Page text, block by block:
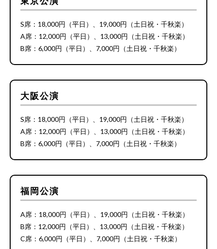
S席：18,000円（平日）、19,000円（土日祝・千秋楽）
A席：12,000円（平日）、13,000円（土日祝・千秋楽）
B席：6,000円（平日）、7,000円（土日祝・千秋楽）
大阪公演
S席：18,000円（平日）、19,000円（土日祝・千秋楽）
A席：12,000円（平日）、13,000円（土日祝・千秋楽）
B席：6,000円（平日）、7,000円（土日祝・千秋楽）
福岡公演
A席：18,000円（平日）、19,000円（土日祝・千秋楽）
B席：12,000円（平日）、13,000円（土日祝・千秋楽）
C席：6,000円（平日）、7,000円（土日祝・千秋楽）